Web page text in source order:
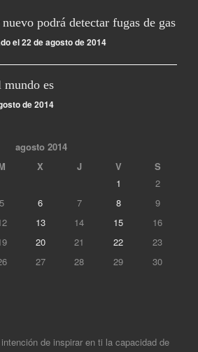
podrá detectar fugas de gas
el 22 de agosto de 2014
mundo es
de 2014
agosto 2014
X J V S
1
2
5 6 7 8
9
13 14 15
16
20 21 22
23
27 28 29
30
de inspirar en ti la capacidad de